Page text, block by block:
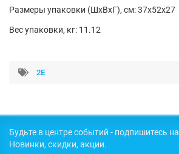
Размеры упаковки (ШxВxГ), см: 37x52x27
Вес упаковки, кг: 11.12
2E
Будьте в центре событий - подпишитесь
Новинки, скидки, акции.